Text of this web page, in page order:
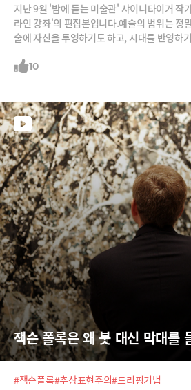
지난 9월 '밤에 듣는 미술관' 샤이니타이거 작
라인 강좌'의 편집본입니다.예술의 범위는 정
술에 자신을 투영하기도 하고, 시대를 반영하
간에서는 '근대미술의 시작점'이라 불리는 앙
변화와 그 속에서 피어난 작가들의 작품에 대
10
잭슨 폴록은 왜 붓 대신 막대를
#잭슨폴록#추상표현주의#드리핑기법